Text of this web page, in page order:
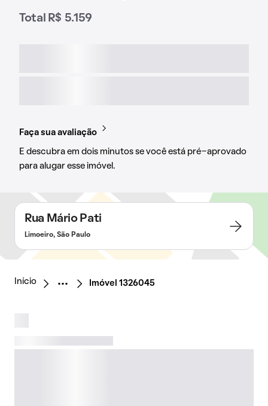
Total R$ 5.159
Faça sua avaliação
E descubra em dois minutos se você está pré-aprovado
para alugar esse imóvel.
Rua Mário Pati
Limoeiro, São Paulo
Início Imóvel 1326045